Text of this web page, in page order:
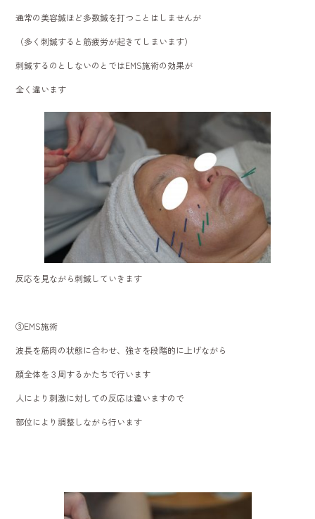
通常の美容鍼ほど多数鍼を打つことはしませんが
（多く刺鍼すると筋疲労が起きてしまいます）
刺鍼するのとしないのとではEMS施術の効果が
全く違います
反応を見ながら刺鍼していきます
③EMS施術
波長を筋肉の状態に合わせ、強さを段階的に上げながら
顔全体を３周するかたちで行います
人により刺激に対しての反応は違いますので
部位により調整しながら行います